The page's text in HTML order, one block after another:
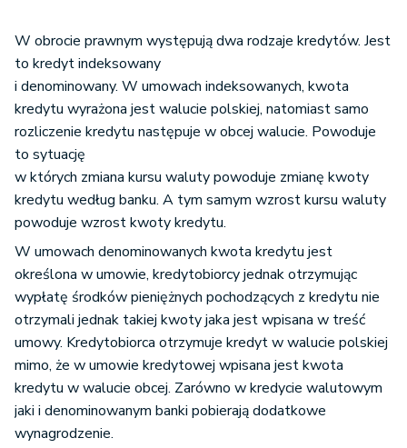
W obrocie prawnym występują dwa rodzaje kredytów. Jest
to kredyt indeksowany
i denominowany. W umowach indeksowanych, kwota
kredytu wyrażona jest walucie polskiej, natomiast samo
rozliczenie kredytu następuje w obcej walucie. Powoduje
to sytuację
w których zmiana kursu waluty powoduje zmianę kwoty
kredytu według banku. A tym samym wzrost kursu waluty
powoduje wzrost kwoty kredytu.
W umowach denominowanych kwota kredytu jest
określona w umowie, kredytobiorcy jednak otrzymując
wypłatę środków pieniężnych pochodzących z kredytu nie
otrzymali jednak takiej kwoty jaka jest wpisana w treść
umowy. Kredytobiorca otrzymuje kredyt w walucie polskiej
mimo, że w umowie kredytowej wpisana jest kwota
kredytu w walucie obcej. Zarówno w kredycie walutowym
jaki i denominowanym banki pobierają dodatkowe
wynagrodzenie.